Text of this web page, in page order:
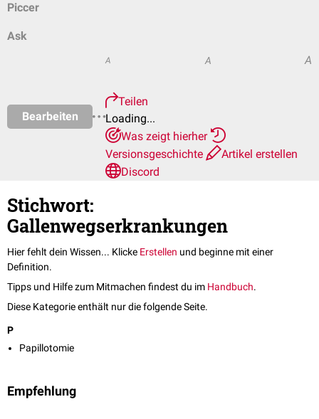
Piccer
Ask
Bearbeiten
A A A
Teilen
Loading...
Was zeigt hierher
Versionsgeschichte
Artikel erstellen
Discord
Stichwort:
Gallenwegserkrankungen
Hier fehlt dein Wissen... Klicke Erstellen und beginne mit einer
Definition.
Tipps und Hilfe zum Mitmachen findest du im Handbuch.
Diese Kategorie enthält nur die folgende Seite.
P
Papillotomie
Empfehlung